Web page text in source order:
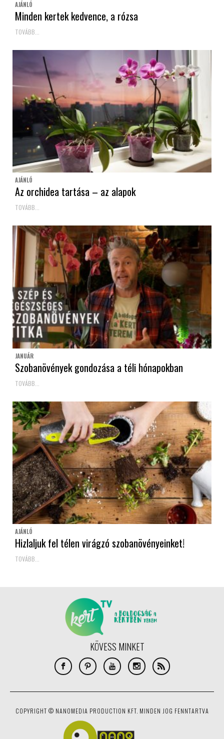
AJÁNLÓ
Minden kertek kedvence, a rózsa
TOVÁBB...
AJÁNLÓ
Az orchidea tartása – az alapok
TOVÁBB...
JANUÁR
Szobanövények gondozása a téli hónapokban
TOVÁBB...
AJÁNLÓ
Hizlaljuk fel télen virágzó szobanövényeinket!
TOVÁBB...
KÖVESS MINKET
COPYRIGHT © NANOMEDIA PRODUCTION KFT. MINDEN JOG FENNTARTVA